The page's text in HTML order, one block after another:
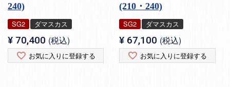
240)
SG2 ダマスカス
¥ 70,400 税込
お気に入りに登録する
(210・240)
SG2 ダマスカス
¥ 67,100 税込
お気に入りに登録する